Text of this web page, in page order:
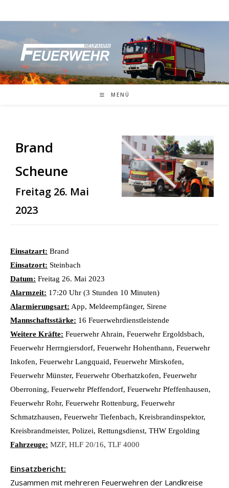
Inhalt
MENÜ
Brand
Scheune
Freitag 26. Mai
2023
Einsatzart: Brand
Einsatzort: Steinbach
Datum: Freitag 26. Mai 2023
Alarmzeit: 17:20 Uhr (3 Stunden 10 Minuten)
Alarmierungsart: App, Meldeempfänger, Sirene
Mannschaftsstärke: 16 Feuerwehrdienstleistende
Weitere Kräfte: Feuerwehr Ahrain, Feuerwehr Ergoldsbach,
Feuerwehr Herrngiersdorf, Feuerwehr Hohenthann, Feuerwehr
Inkofen, Feuerwehr Langquaid, Feuerwehr Mirskofen,
Feuerwehr Münster, Feuerwehr Oberhatzkofen, Feuerwehr
Oberroning, Feuerwehr Pfeffendorf, Feuerwehr Pfeffenhausen,
Feuerwehr Rohr, Feuerwehr Rottenburg, Feuerwehr
Schmatzhausen, Feuerwehr Tiefenbach, Kreisbrandinspektor,
Kreisbrandmeister, Polizei, Rettungsdienst, THW Ergolding
Fahrzeuge: MZF, HLF 20/16, TLF 4000
Einsatzbericht:
Zusammen mit mehreren Feuerwehren der Landkreise